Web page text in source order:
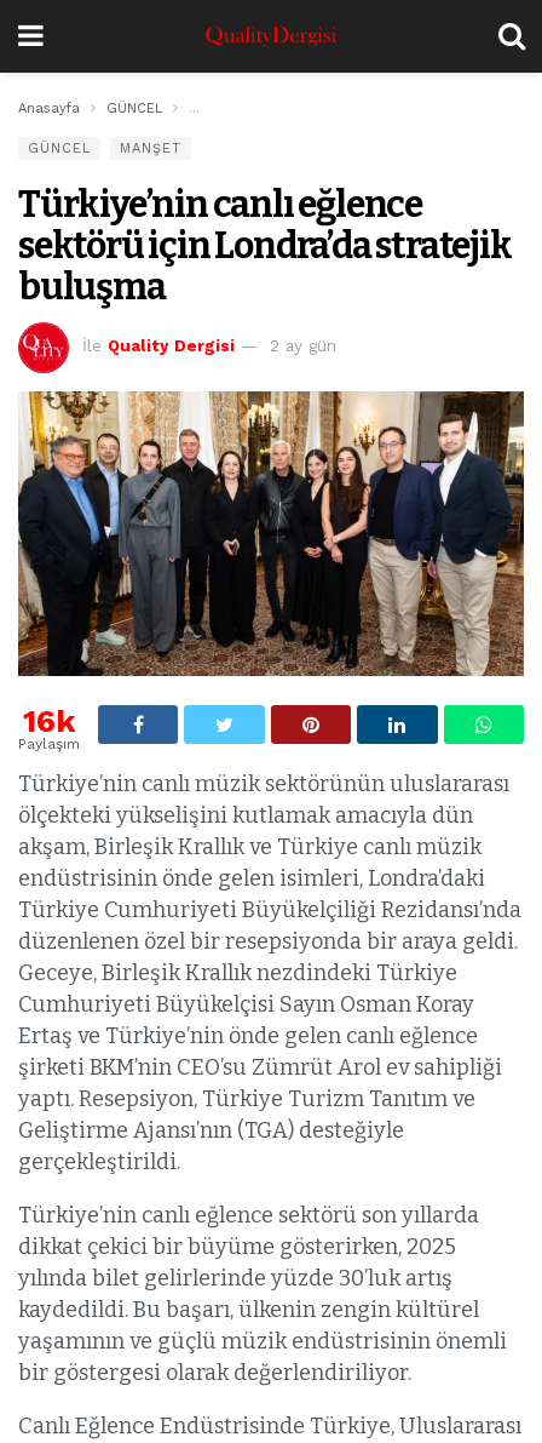
Anasayfa GÜNCEL Türkiye’nin canlı eğlence sektörü için Londra’da
GÜNCEL MANŞET
Türkiye’nin canlı eğlence
sektörü için Londra’da stratejik
buluşma
İle Quality Dergisi 2 ay gün
16k
Paylaşım
Türkiye’nin canlı müzik sektörünün uluslararası
ölçekteki yükselişini kutlamak amacıyla dün
akşam, Birleşik Krallık ve Türkiye canlı müzik
endüstrisinin önde gelen isimleri, Londra’daki
Türkiye Cumhuriyeti Büyükelçiliği Rezidansı’nda
düzenlenen özel bir resepsiyonda bir araya geldi.
Geceye, Birleşik Krallık nezdindeki Türkiye
Cumhuriyeti Büyükelçisi Sayın Osman Koray
Ertaş ve Türkiye’nin önde gelen canlı eğlence
şirketi BKM’nin CEO’su Zümrüt Arol ev sahipliği
yaptı. Resepsiyon, Türkiye Turizm Tanıtım ve
Geliştirme Ajansı’nın (TGA) desteğiyle
gerçekleştirildi.
Türkiye’nin canlı eğlence sektörü son yıllarda
dikkat çekici bir büyüme gösterirken, 2025
yılında bilet gelirlerinde yüzde 30’luk artış
kaydedildi. Bu başarı, ülkenin zengin kültürel
yaşamının ve güçlü müzik endüstrisinin önemli
bir göstergesi olarak değerlendiriliyor.
Canlı Eğlence Endüstrisinde Türkiye, Uluslararası